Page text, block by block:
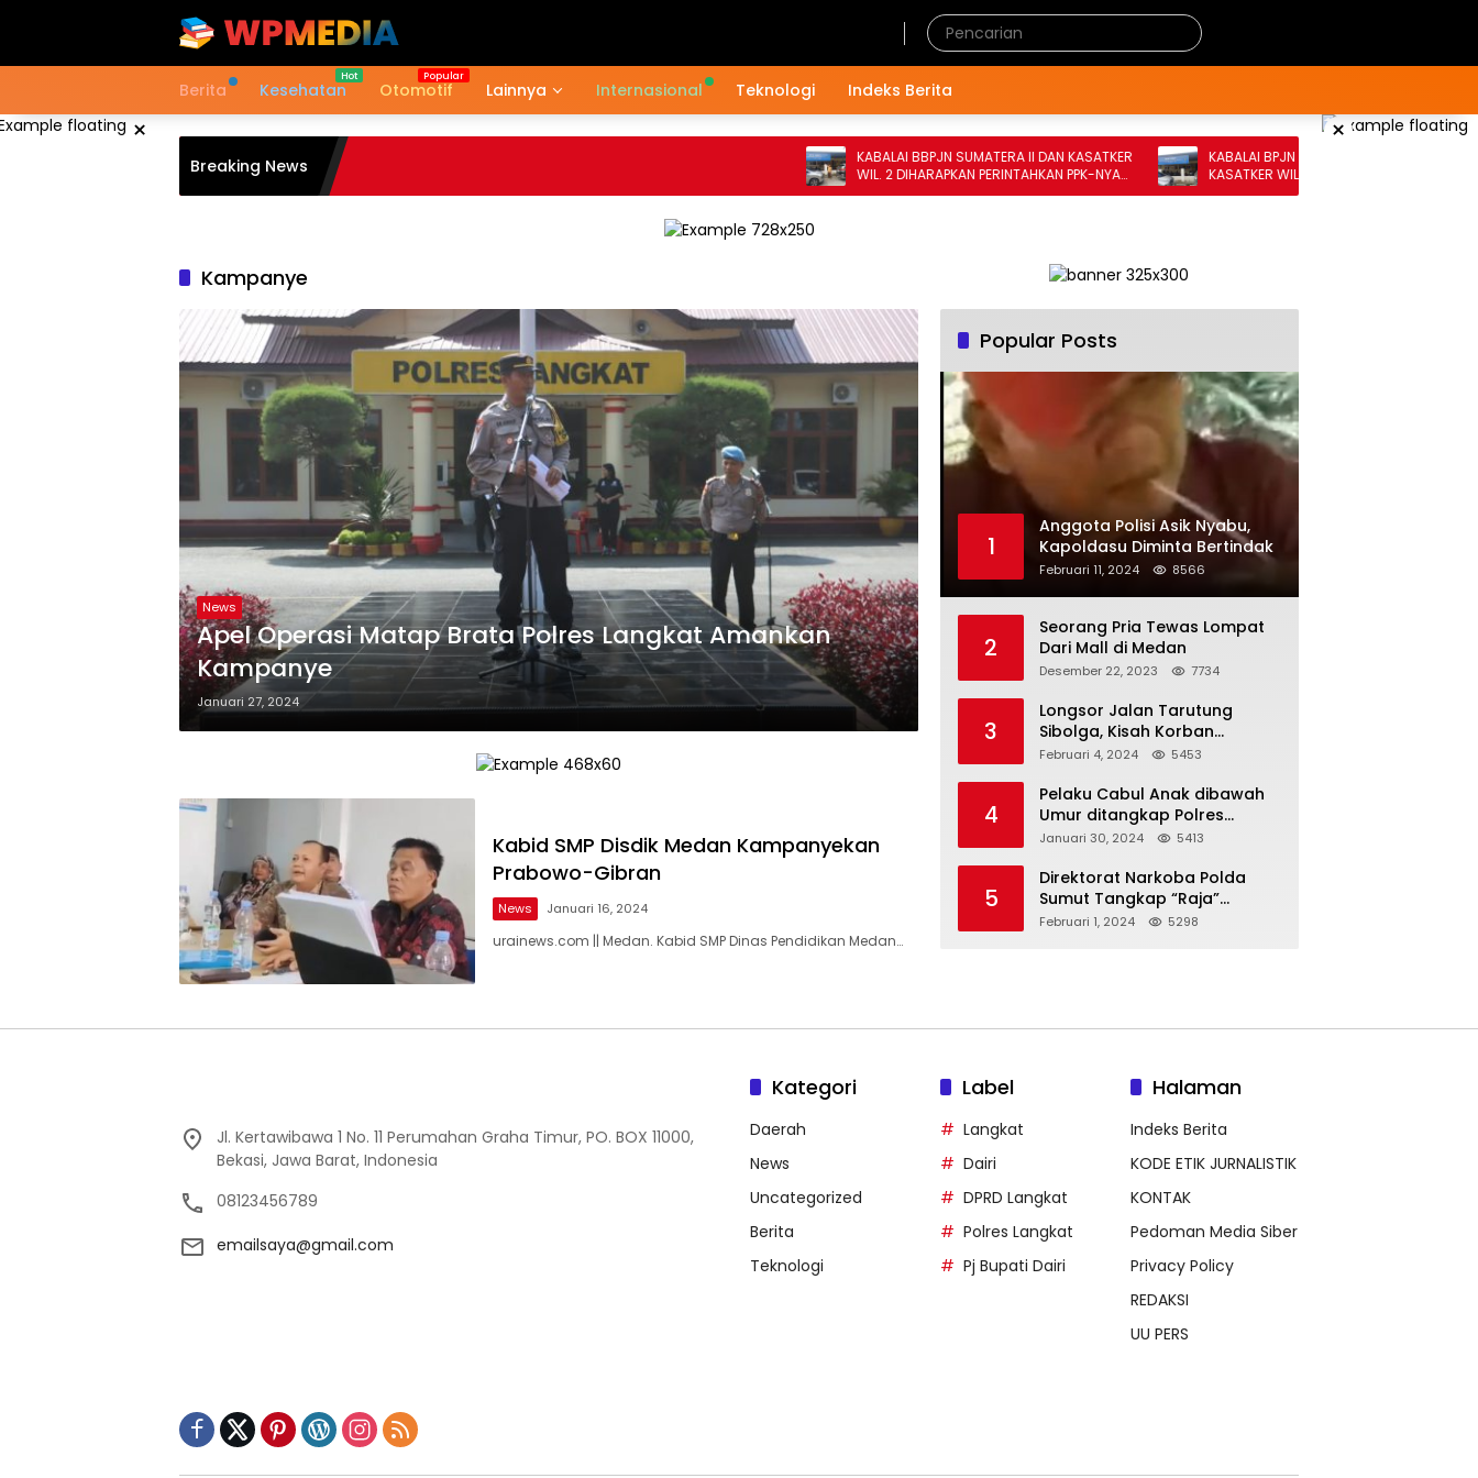
Berita Kesehatan Otomotif Lainnya Internasional Teknologi Indeks Berita
× ×
Breaking News
KABALAI BBPJN SUMATERA II DAN KASATKER
WIL. 2 DIHARAPKAN PERINTAHKAN PPK-NYA
MEMPERBAIKI DRAINASE DI RUAS JALAN
KABALAI BPJN SUMATRA II BESERTA
KASATKER WIL. 2 TOLONG CEK PEKERJAAN
JALAN BESAR KAB. DAIRI-HUMBAS
Kampanye
News
Apel Operasi Matap Brata Polres Langkat Amankan
Kampanye
Januari 27, 2024
Kabid SMP Disdik Medan Kampanyekan
Prabowo-Gibran
News Januari 16, 2024
urainews.com || Medan. Kabid SMP Dinas Pendidikan Medan…
Popular Posts
1
Anggota Polisi Asik Nyabu,
Kapoldasu Diminta Bertindak
Februari 11, 2024 8566
2
Seorang Pria Tewas Lompat
Dari Mall di Medan
Desember 22, 2023 7734
3
Longsor Jalan Tarutung
Sibolga, Kisah Korban
Selamat
Februari 4, 2024 5453
4
Pelaku Cabul Anak dibawah
Umur ditangkap Polres
Langkat
Januari 30, 2024 5413
5
Direktorat Narkoba Polda
Sumut Tangkap “Raja”
Narkoba
Februari 1, 2024 5298
Jl. Kertawibawa 1 No. 11 Perumahan Graha Timur, PO. BOX 11000,
Bekasi, Jawa Barat, Indonesia
08123456789
emailsaya@gmail.com
Kategori
Daerah
News
Uncategorized
Berita
Teknologi
Label
Langkat
Dairi
DPRD Langkat
Polres Langkat
Pj Bupati Dairi
Halaman
Indeks Berita
KODE ETIK JURNALISTIK
KONTAK
Pedoman Media Siber
Privacy Policy
REDAKSI
UU PERS